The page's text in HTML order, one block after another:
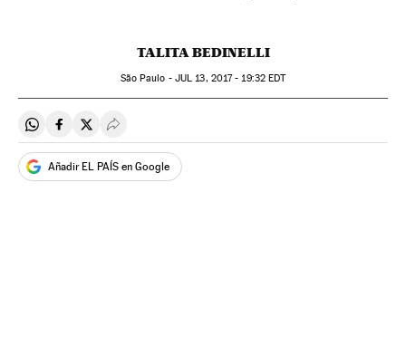
TALITA BEDINELLI
São Paulo - JUL 13, 2017 - 19:32EDT
Compartir en Whatsapp
Compartir en Facebook
Compartir en Twitter
Desplegar Redes Sociales
Añadir EL PAÍS en Google